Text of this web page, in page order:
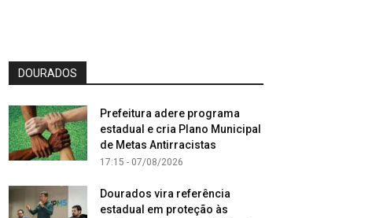
DOURADOS
Prefeitura adere programa
estadual e cria Plano Municipal
de Metas Antirracistas
17:15 - 07/08/2026
Dourados vira referência
estadual em proteção às